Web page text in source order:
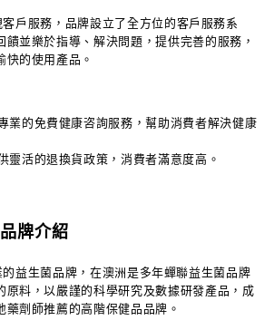
戶服務，品牌設立了全方位的客戶服務系
並樂於指導、解決問題，提供完善的服務，
的使用產品。
業的免費健康咨詢服務，幫助消費者解決健康
靈活的退換貨政策，消費者滿意度高。
牌介紹
益生菌品牌，在澳洲是多年蟬聯益生菌品牌
原料，以嚴謹的科學研究及數據研發產品，成
劑師推薦的高階保健品品牌。